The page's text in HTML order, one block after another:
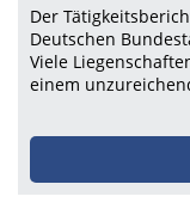
Der
Deutschen
Viele
einem